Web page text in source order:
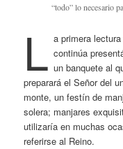
“todo” lo necesario
L a primera
continúa
un banquete al
preparará el Señor del
monte, un festín de
solera; manjares
utilizaría en muchas
referirse al Reino.